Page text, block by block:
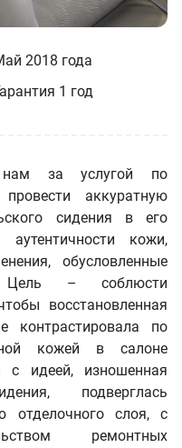
2018 года
1 год
нам за услугой по
аккуратную
сидения в его
кожи,
обусловленные
Цель – соблюсти
восстановленная
по
кожей в салоне
с идеей, изношенная
подверглась
отделочного слоя, с
ремонтных